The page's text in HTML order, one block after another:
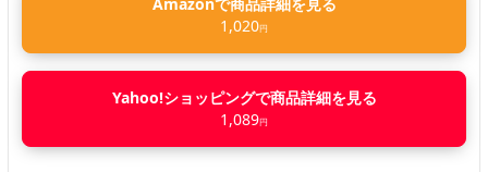
Amazonで商品詳細を見る
1,020円
Yahoo!ショッピングで商品詳細を見る
1,089円